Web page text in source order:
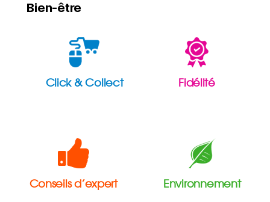
Bien-être
Click & Collect
Conseils d’expert
Fidélité
Environnement